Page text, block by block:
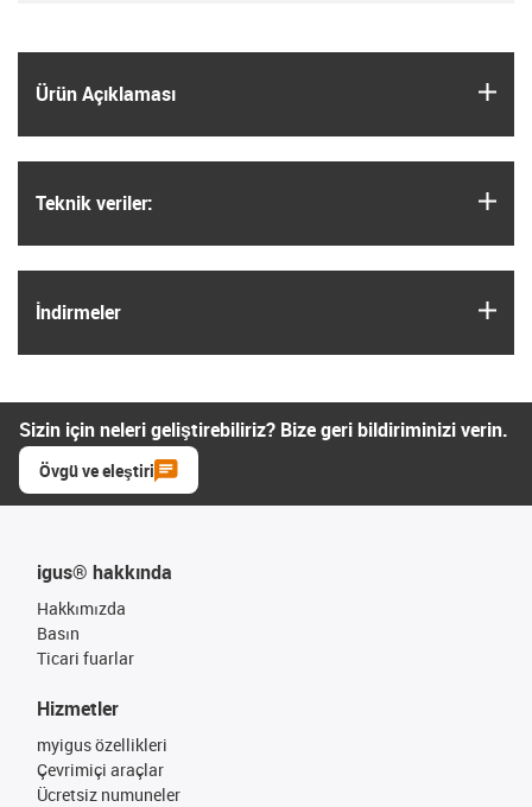
Ürün Açıklaması
Teknik veriler:
İndirmeler
Sizin için neleri geliştirebiliriz? Bize geri bildiriminizi verin.
Övgü ve eleştiri
igus® hakkında
Hakkımızda
Basın
Ticari fuarlar
Hizmetler
myigus özellikleri
Çevrimiçi araçlar
Ücretsiz numuneler